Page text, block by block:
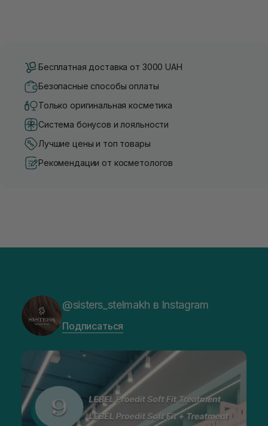
Бесплатная доставка от 3000 UAH
Безопасные способы оплаты
Только оригинальная косметика
Система бонусов и лояльности
Лучшие цены и топ товары
Рекомендации от косметологов
@sisters_stelmakh в Instagram
Подписаться